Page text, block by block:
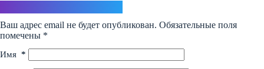
Ваш адрес email не будет опубликован. Обязательные поля
помечены *
Имя *